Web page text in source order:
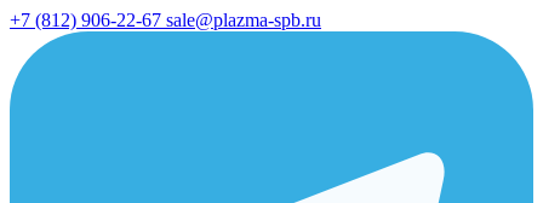
+7 (812) 906-22-67 sale@plazma-spb.ru